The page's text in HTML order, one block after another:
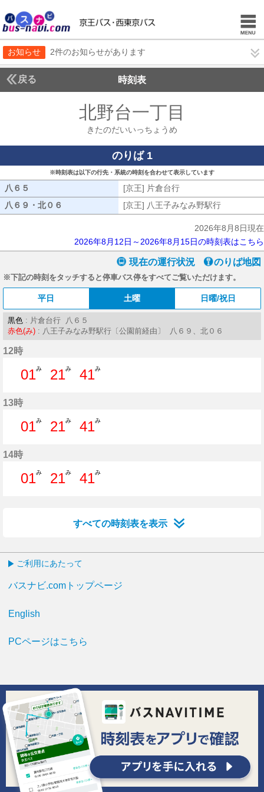
お知らせ 2件のお知らせがあります
戻る 時刻表
北野台一丁目
きたのだいいっちょうめ
のりば 1
※時刻表は以下の行先・系統の時刻を合わせて表示しています
八６５ [京王] 片倉台行
八６９・北０６
[京王] 八王子みなみ野駅行
2026年8月8日現在
2026年8月12日～2026年8月15日の時刻表はこちら
現在の運行状況 のりば地図
※下記の時刻をタッチすると停車バス停をすべてご覧いただけます。
平日 土曜 日曜/祝日
黒色 : 片倉台行 八６５
赤色(み) : 八王子みなみ野駅行〔公園前経由〕 八６９、北０６
12時
01み
21み
41み
13時
01み
21み
41み
14時
01み
21み
41み
すべての時刻表を表示
ご利用にあたって
バスナビ.comトップページ
English
PCページはこちら